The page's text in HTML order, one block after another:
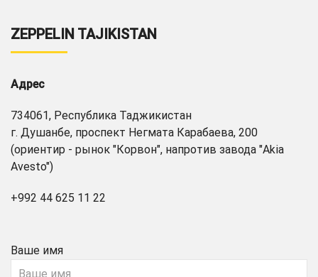
ZEPPELIN TAJIKISTAN
Адрес
734061, Республика Таджикистан
г. Душанбе, проспект Негмата Карабаева, 200
(ориентир - рынок "Корвон", напротив завода "Akia
Avesto")
+992 44 625 11 22
Ваше имя